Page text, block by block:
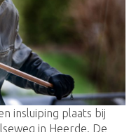
insluiping plaats bij
in Heerde. De